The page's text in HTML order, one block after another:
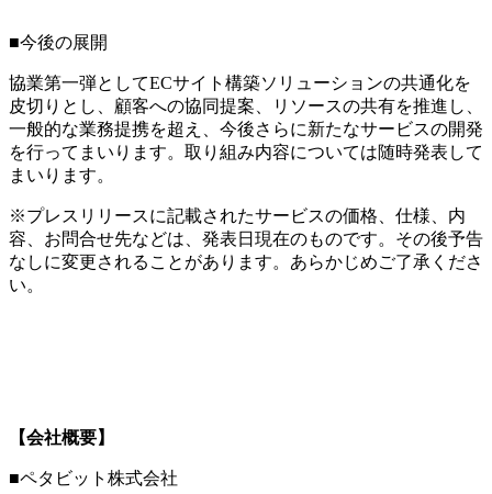
■今後の展開
協業第一弾としてECサイト構築ソリューションの共通化を
皮切りとし、顧客への協同提案、リソースの共有を推進し、
一般的な業務提携を超え、今後さらに新たなサービスの開発
を行ってまいります。取り組み内容については随時発表して
まいります。
※プレスリリースに記載されたサービスの価格、仕様、内
容、お問合せ先などは、発表日現在のものです。その後予告
なしに変更されることがあります。あらかじめご了承くださ
い。
【会社概要】
■ペタビット株式会社